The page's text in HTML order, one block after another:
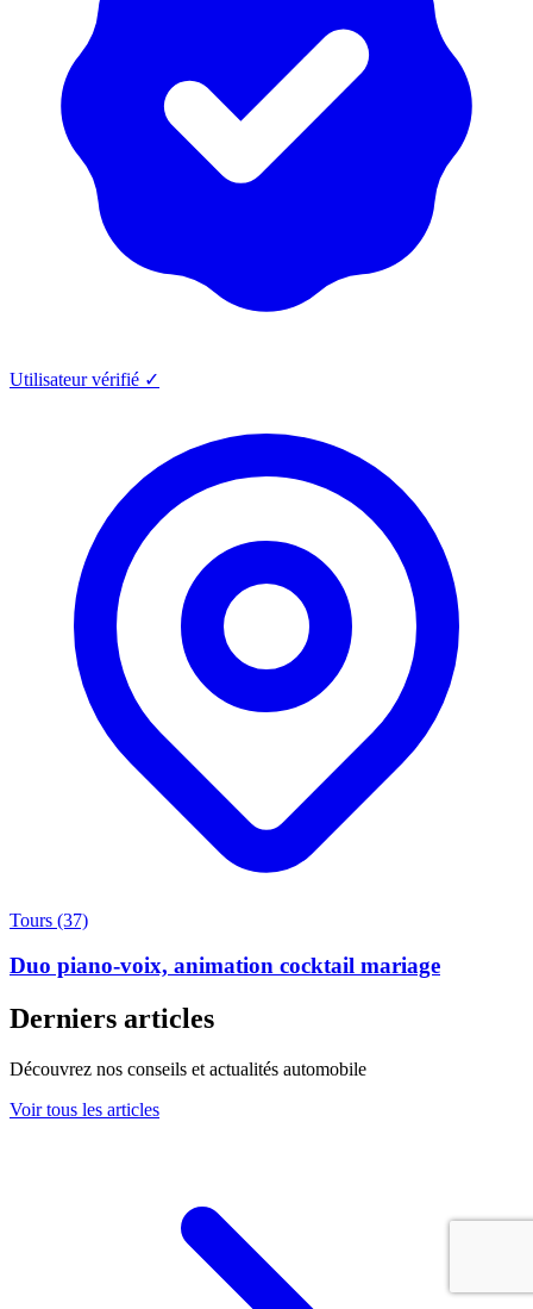
Utilisateur vérifié ✓
Tours (37)
Duo piano-voix, animation cocktail mariage
Derniers articles
Découvrez nos conseils et actualités automobile
Voir tous les articles